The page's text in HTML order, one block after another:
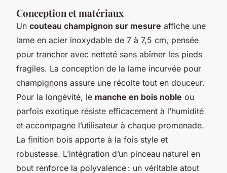
Conception et matériaux
Un couteau champignon sur mesure affiche une
lame en acier inoxydable de 7 à 7,5 cm, pensée
pour trancher avec netteté sans abîmer les pieds
fragiles. La conception de la lame incurvée pour
champignons assure une récolte tout en douceur.
Pour la longévité, le manche en bois noble ou
parfois exotique résiste efficacement à l’humidité
et accompagne l’utilisateur à chaque promenade.
La finition bois apporte à la fois style et
robustesse. L’intégration d’un pinceau naturel en
bout renforce la polyvalence : un véritable atout